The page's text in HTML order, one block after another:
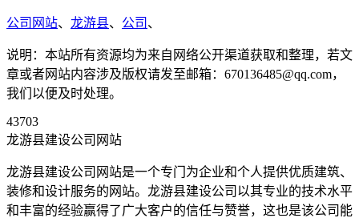
公司网站、 龙游县、 公司 、
说明：本站所有资源均为来自网络公开渠道获取和整理，若文
章或者网站内容涉及版权请发至邮箱：670136485@qq.com，
我们以便及时处理。
43703
龙游县建设公司网站
龙游县建设公司网站是一个专门为企业和个人提供优质建筑、
装修和设计服务的网站。龙游县建设公司以其专业的技术水平
和丰富的经验赢得了广大客户的信任与赞誉，这也是该公司能